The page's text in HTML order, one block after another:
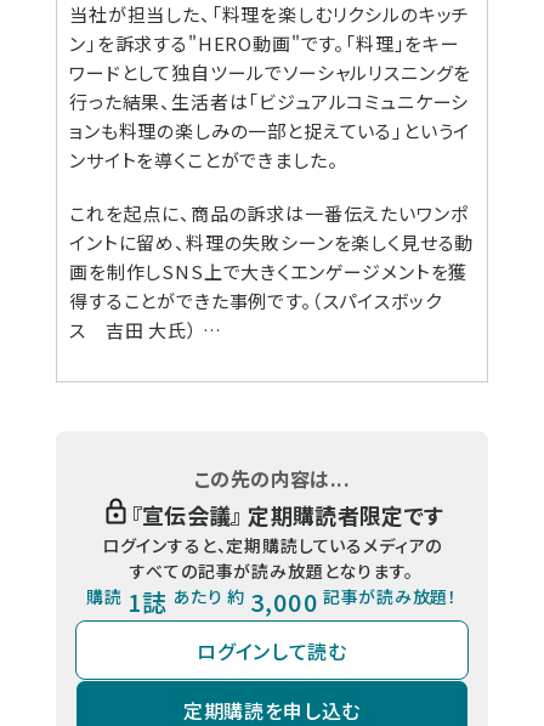
当社が担当した、「料理を楽しむリクシルのキッチ
ン」を訴求する"HERO動画"です。「料理」をキー
ワードとして独自ツールでソーシャルリスニングを
行った結果、生活者は「ビジュアルコミュニケーシ
ョンも料理の楽しみの一部と捉えている」というイ
ンサイトを導くことができました。
これを起点に、商品の訴求は一番伝えたいワンポ
イントに留め、料理の失敗シーンを楽しく見せる動
画を制作しSNS上で大きくエンゲージメントを獲
得することができた事例です。（スパイスボック
ス 吉田 大氏） …
この先の内容は...
『宣伝会議』 定期購読者限定です
ログインすると、定期購読しているメディアの
すべての記事が読み放題となります。
購読 1誌 あたり 約 3,000 記事が読み放題！
ログインして読む
定期購読を申し込む